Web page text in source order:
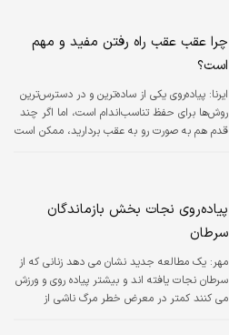
بود.
چرا عقب عقب راه رفتن مفید و مهم
است؟
ایرنا: پیاده‌روی یکی از ساده‌ترین و در دسترس‌ترین
روش‌ها برای حفظ تناسب‌اندام است، اما اگر چند
قدم هم به صورت رو به عقب بردارید، ممکن است
پیاده‌روی نجات بخش بازماندگان
سرطان
مهر: یک مطالعه جدید نشان می دهد زنانی که از
سرطان نجات یافته اند و بیشتر پیاده روی و ورزش
می کنند کمتر در معرض خطر مرگ ناشی از